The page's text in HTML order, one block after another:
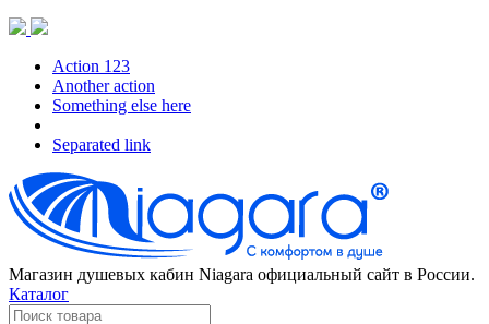
Action 123
Another action
Something else here
Separated link
Магазин душевых кабин Niagara официальный сайт в России.
Каталог